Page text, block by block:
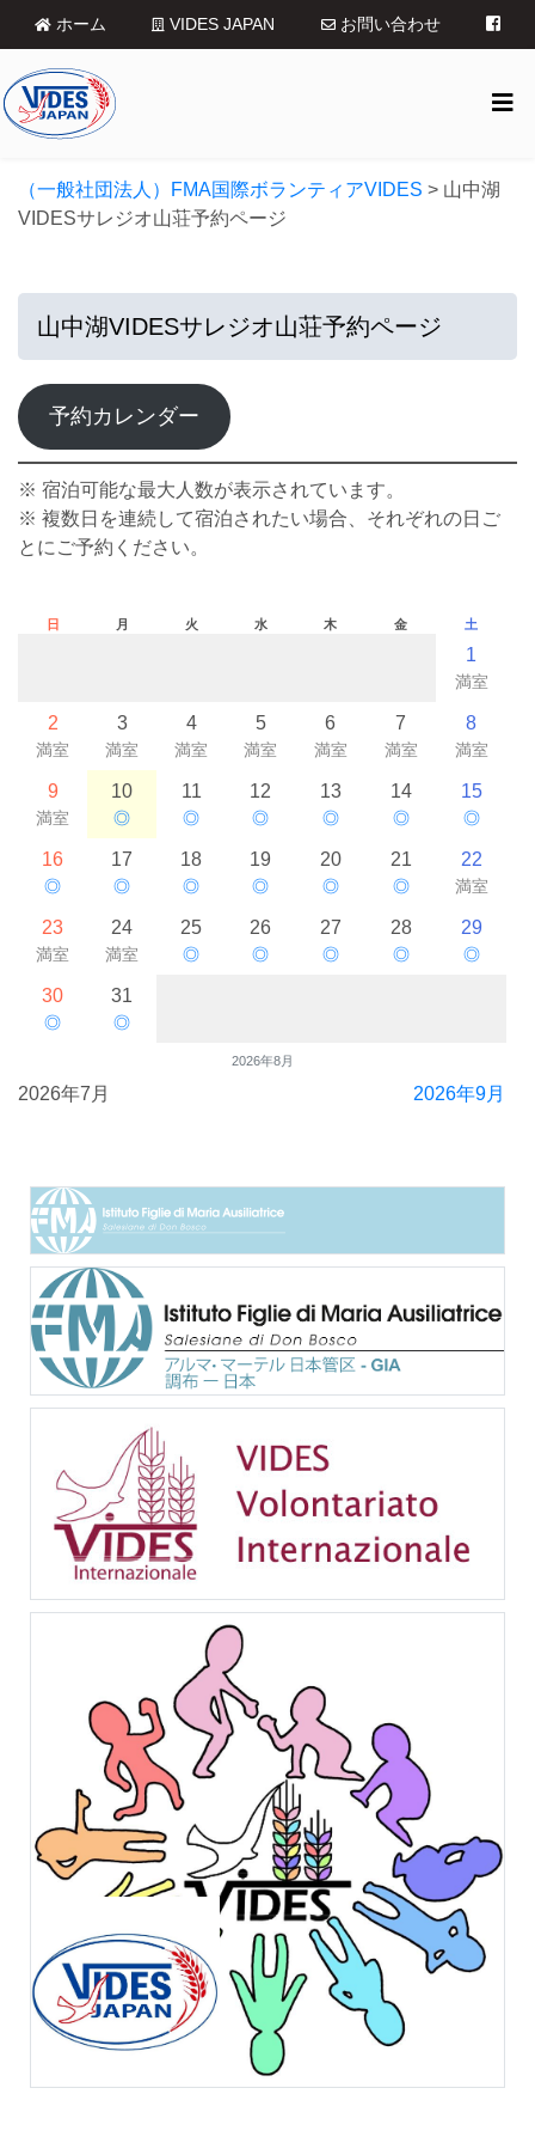
ホーム VIDES JAPAN お問い合わせ
（一般社団法人）FMA国際ボランティアVIDES > 山中湖
VIDESサレジオ山荘予約ページ
山中湖VIDESサレジオ山荘予約ページ
予約カレンダー
※ 宿泊可能な最大人数が表示されています。
※ 複数日を連続して宿泊されたい場合、それぞれの日ご
とにご予約ください。
2026年8月
日 月 火 水 木 金 土
1
満室
2
満室
3
満室
4
満室
5
満室
6
満室
7
満室
8
満室
9
満室
10
◎
11
◎
12
◎
13
◎
14
◎
15
◎
16
◎
17
◎
18
◎
19
◎
20
◎
21
◎
22
満室
23
満室
24
満室
25
◎
26
◎
27
◎
28
◎
29
◎
30
◎
31
◎
2026年7月 2026年9月